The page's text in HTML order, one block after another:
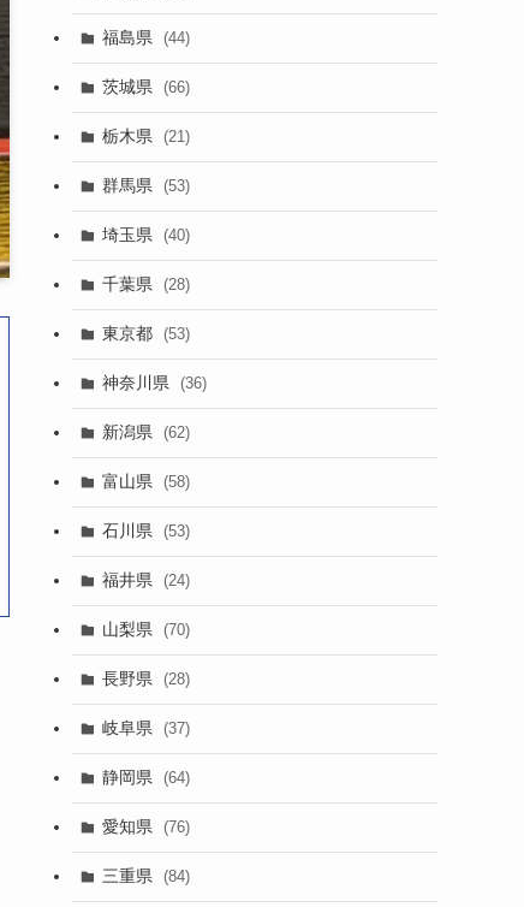
福島県 (44)
茨城県 (66)
栃木県 (21)
群馬県 (53)
埼玉県 (40)
千葉県 (28)
東京都 (53)
神奈川県 (36)
新潟県 (62)
富山県 (58)
石川県 (53)
福井県 (24)
山梨県 (70)
長野県 (28)
岐阜県 (37)
静岡県 (64)
愛知県 (76)
三重県 (84)